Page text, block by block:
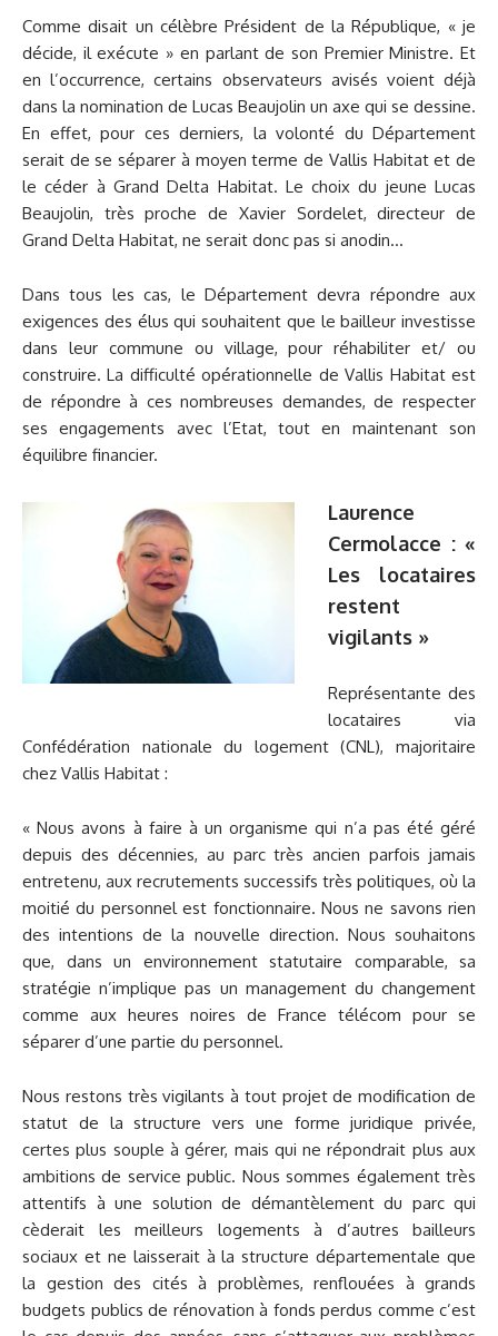
Comme disait un célèbre Président de la République, « je
décide, il exécute » en parlant de son Premier Ministre. Et
en l’occurrence, certains observateurs avisés voient déjà
dans la nomination de Lucas Beaujolin un axe qui se dessine.
En effet, pour ces derniers, la volonté du Département
serait de se séparer à moyen terme de Vallis Habitat et de
le céder à Grand Delta Habitat. Le choix du jeune Lucas
Beaujolin, très proche de Xavier Sordelet, directeur de
Grand Delta Habitat, ne serait donc pas si anodin…
Dans tous les cas, le Département devra répondre aux
exigences des élus qui souhaitent que le bailleur investisse
dans leur commune ou village, pour réhabiliter et/ ou
construire. La difficulté opérationnelle de Vallis Habitat est
de répondre à ces nombreuses demandes, de respecter
ses engagements avec l’Etat, tout en maintenant son
équilibre financier.
Laurence
Cermolacce : «
Les locataires
restent
vigilants »
Représentante des
locataires via
Confédération nationale du logement (CNL), majoritaire
chez Vallis Habitat :
« Nous avons à faire à un organisme qui n’a pas été géré
depuis des décennies, au parc très ancien parfois jamais
entretenu, aux recrutements successifs très politiques, où la
moitié du personnel est fonctionnaire. Nous ne savons rien
des intentions de la nouvelle direction. Nous souhaitons
que, dans un environnement statutaire comparable, sa
stratégie n’implique pas un management du changement
comme aux heures noires de France télécom pour se
séparer d’une partie du personnel.
Nous restons très vigilants à tout projet de modification de
statut de la structure vers une forme juridique privée,
certes plus souple à gérer, mais qui ne répondrait plus aux
ambitions de service public. Nous sommes également très
attentifs à une solution de démantèlement du parc qui
cèderait les meilleurs logements à d’autres bailleurs
sociaux et ne laisserait à la structure départementale que
la gestion des cités à problèmes, renflouées à grands
budgets publics de rénovation à fonds perdus comme c’est